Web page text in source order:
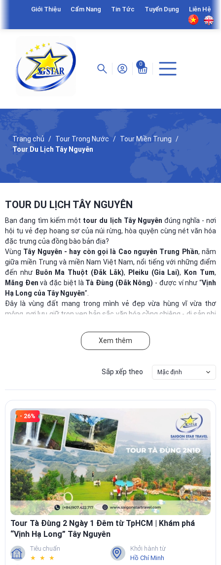
Giới Thiệu Cẩm Nang Tin Tức Tuyển Dụng Liên Hệ
0
Trang chủ Tour Trong Nước
Tour Miền Trung
Tour Du Lịch Tây Nguyên
TOUR DU LỊCH TÂY NGUYÊN
Bạn đang tìm kiếm một tour du lịch Tây Nguyên đúng nghĩa - nơi
hội tụ vẻ đẹp hoang sơ của núi rừng, hòa quyện cùng nét văn hóa
đặc trưng của đồng bào bản địa?
Vùng Tây Nguyên - hay còn gọi là Cao nguyên Trung Phần, nằm
giữa miền Trung và miền Nam Việt Nam, nổi tiếng với những điểm
đến như Buôn Ma Thuột (Đắk Lắk), Pleiku (Gia Lai), Kon Tum,
Măng Đen và đặc biệt là Tà Đùng (Đắk Nông) - được ví như “Vịnh
Hạ Long của Tây Nguyên”.
Đây là vùng đất mang trong mình vẻ đẹp vừa hùng vĩ vừa thơ
mộng, nơi lưu giữ trọn vẹn bản sắc văn hóa cồng chiêng - di sản phi
các tour Tây Nguyên từ 1 đến 5 ngày
Ngắm bình minh trên hồ Tà Đùng,
Check-in thác Dray Nur,
Thưởng thức cà phê Buôn Ma Thuột
Tham quan nhà rông Kon Tum,
Tham dự lễ hội cồng chiêng Tây Nguyên
Thưởng thức cơm lam, gà nướng, rượu cần, khám phá đời sống
của các dân tộc Ê Đê, Ba Na, Gia Rai…
Dù hiện này các tỉnh Tây Nguyên đã chính thức sáp nhập với các
tỉnh miền Trung, nhưng vềđịa lý và văn hóa, vùngTây Nguyên vẫn
là biểu tượng du lịch độc đáo
của Việt Nam - nơi du khách luôn
tìm về để sống chậm, hít thở không khí trong lành và cảm nhận sự
chân thật của núi rừng.
Xem thêm
Sắp xếp theo Mặc định
- 26%
Tour Tà Đùng 2 Ngày 1 Đêm từ TpHCM | Khám phá
“Vịnh Hạ Long” Tây Nguyên
Tiêu chuẩn
★ ★ ★
Khởi hành từ
Hồ Chí Minh